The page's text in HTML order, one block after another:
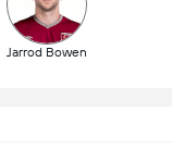
Jarrod Bowen